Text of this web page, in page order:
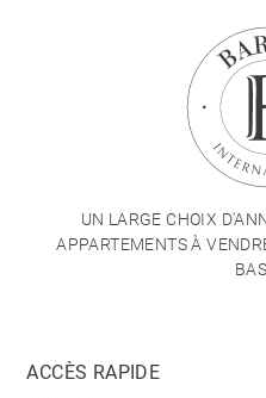
UN LARGE CHOIX
APPARTEMENTS À
ACCÈS RAPIDE